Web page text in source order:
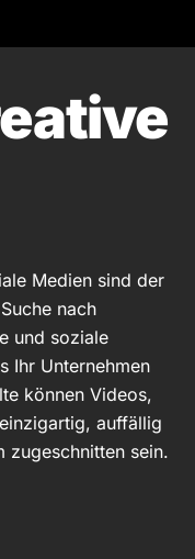
Medien sind der
nach
und soziale
Ihr Unternehmen
können Videos,
auffällig
zugeschnitten sein.